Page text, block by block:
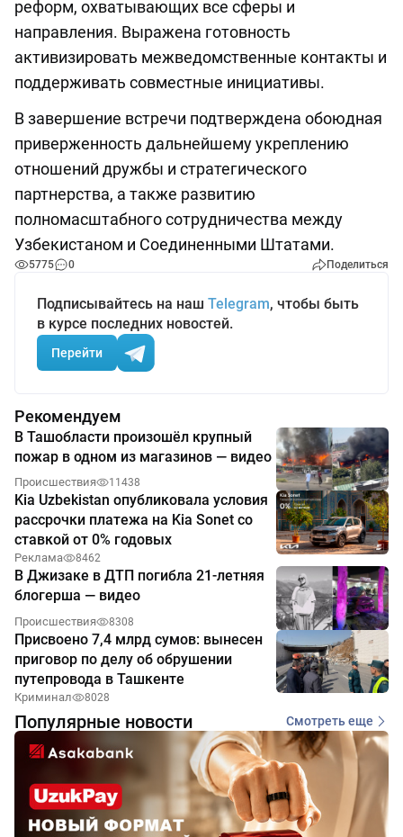
реформ, охватывающих все сферы и
направления. Выражена готовность
активизировать межведомственные контакты и
поддерживать совместные инициативы.
В завершение встречи подтверждена обоюдная
приверженность дальнейшему укреплению
отношений дружбы и стратегического
партнерства, а также развитию
полномасштабного сотрудничества между
Узбекистаном и Соединенными Штатами.
5775 0 Поделиться
Подписывайтесь на наш Telegram, чтобы быть
в курсе последних новостей.
Перейти
Рекомендуем
В Ташобласти произошёл крупный
пожар в одном из магазинов — видео
Происшествия 11438
Kia Uzbekistan опубликовала условия
рассрочки платежа на Kia Sonet со
ставкой от 0% годовых
Реклама 8462
В Джизаке в ДТП погибла 21-летняя
блогерша — видео
Происшествия 8308
Присвоено 7,4 млрд сумов: вынесен
приговор по делу об обрушении
путепровода в Ташкенте
Криминал 8028
Популярные новости Смотреть еще